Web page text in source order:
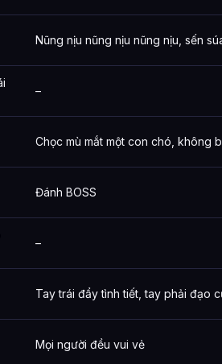
Nũng nịu nũng nịu nũng nịu, sến
–
Chọc mù mắt một con chó, không
Đánh BOSS
–
Tay trái đẩy tình tiết, tay phải đạo
Mọi người đều vui vẻ